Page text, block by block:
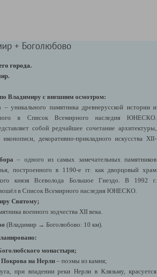
+ Боголюбово
города.
Владимиру с внешним осмотром:
– уникального памятника древнерусской истории и
в Список Всемирного наследия ЮНЕСКО.
собой редчайшее сочетание архитектуры,
декоративно-прикладного искусства XII-
– одного из самых замечательных памятников
построенного в 1190-е гг. как дворцовый храм
князя Всеволода Большое Гнездо. В 1992 г.
в Список Всемирного наследия ЮНЕСКО.
Святому;
военного зодчества XII века.
(Владимир → Боголюбово: 10 км).
монастыря;
на Нерли– поэмы из камня;
при впадении реки Нерли в Клязьму, красуется